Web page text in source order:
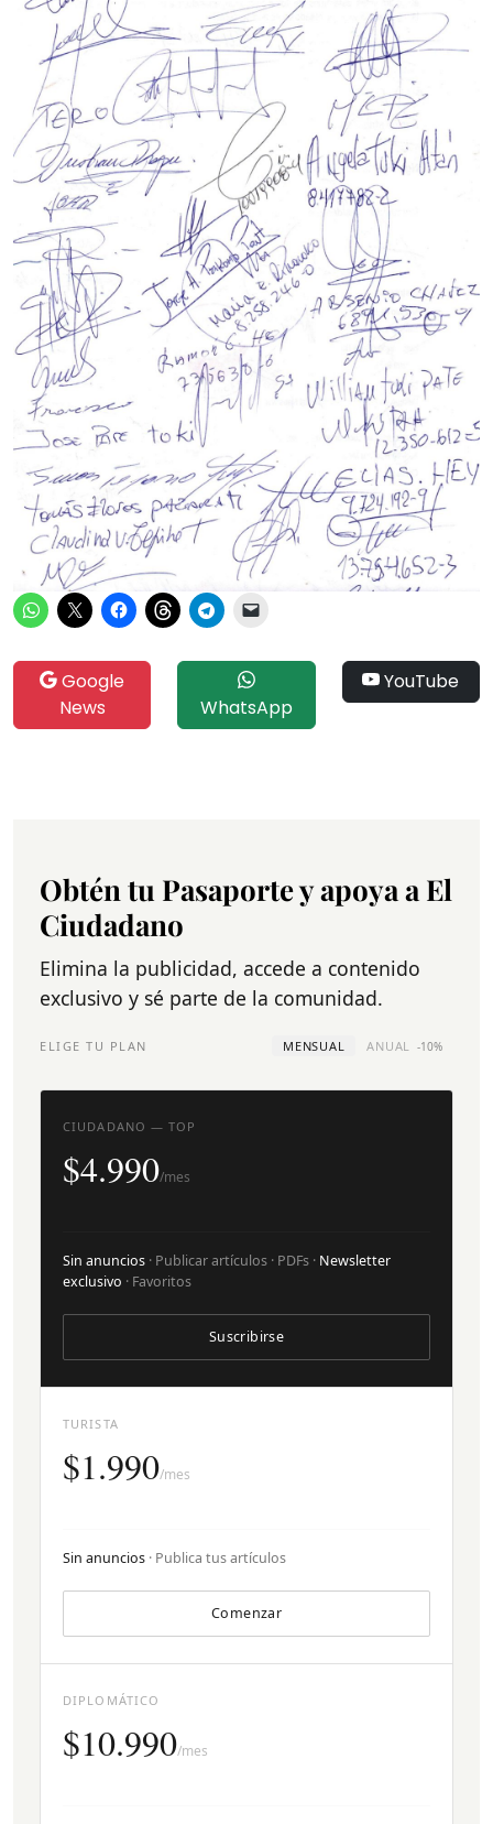
Google
News
WhatsApp
YouTube
Obtén tu Pasaporte y apoya a El
Ciudadano
Elimina la publicidad, accede a contenido
exclusivo y sé parte de la comunidad.
ELIGE TU PLAN MENSUAL ANUAL -10%
TURISTA
$1.990/mes
Sin anuncios · Publica tus artículos
Comenzar
CIUDADANO — TOP
$4.990/mes
Sin anuncios · Publicar artículos · PDFs · Newsletter
exclusivo · Favoritos
Suscribirse
DIPLOMÁTICO
$10.990/mes